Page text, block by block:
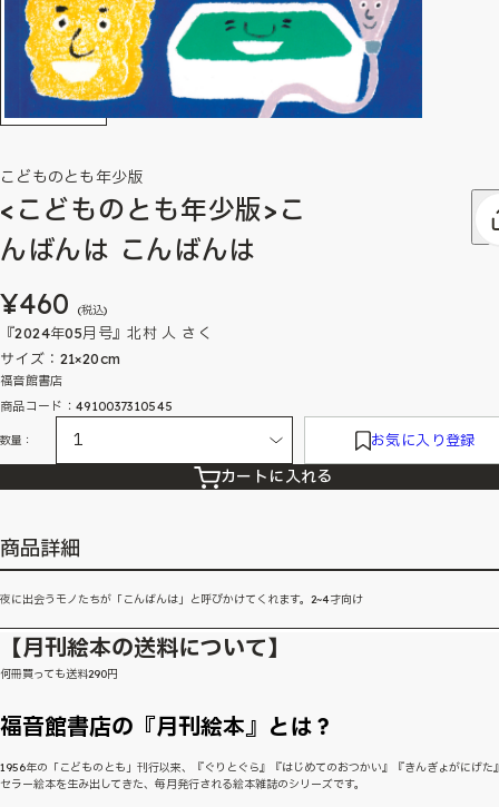
こどものとも年少版
<こどものとも年少版>こ
んばんは こんばんは
¥460 (税込)
『2024年05月号』北村 人 さく
サイズ：21×20cm
福音館書店
商品コード：4910037310545
数量： お気に入り登録
カートに入れる
商品詳細
夜に出会うモノたちが「こんばんは」と呼びかけてくれます。2~4才向け
【月刊絵本の送料について】
何冊買っても送料290円
福音館書店の『月刊絵本』とは？
1956年の「こどものとも」刊行以来、『ぐりとぐら』『はじめてのおつかい』『きんぎょがにげた
セラー絵本を生み出してきた、毎月発行される絵本雑誌のシリーズです。